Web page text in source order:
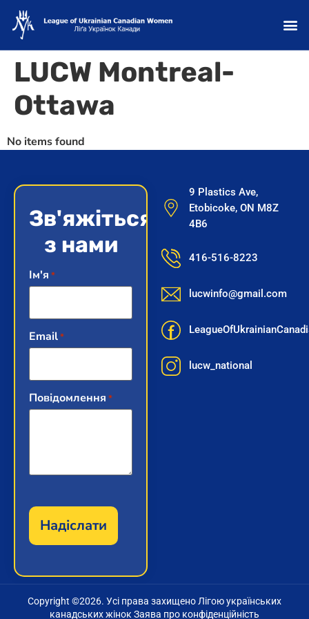
LUCW Montreal-
Ottawa
No items found
Зв'яжіться
з нами
Ім'я *
Email*
Повідомлення *
9 Plastics Ave,
Etobicoke, ON M8Z
4B6
416-516-8223
lucwinfo@gmail.com
lucw_national
Copyright ©2026. Усі права захищено Лігою українських
канадських жінок Заява про конфіденційність